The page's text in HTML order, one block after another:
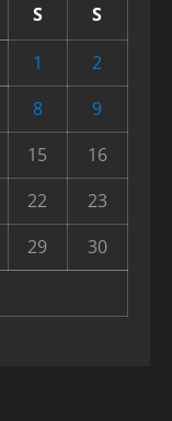
S
S
1
2
8
9
15
16
22
23
29
30